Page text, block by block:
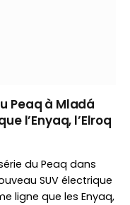
Peaq à Mladá
l’Enyaq, l’Elroq
du Peaq dans
SUV électrique
ligne que les Enyaq,